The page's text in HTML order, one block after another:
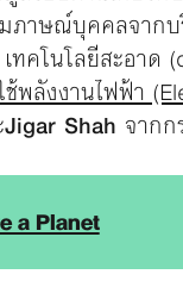
าษณ์บุคคลจากบ
ทคโนโลยีสะอา
ช้พลังงานไฟฟ้า
Jigar Shah จาก
a Planet